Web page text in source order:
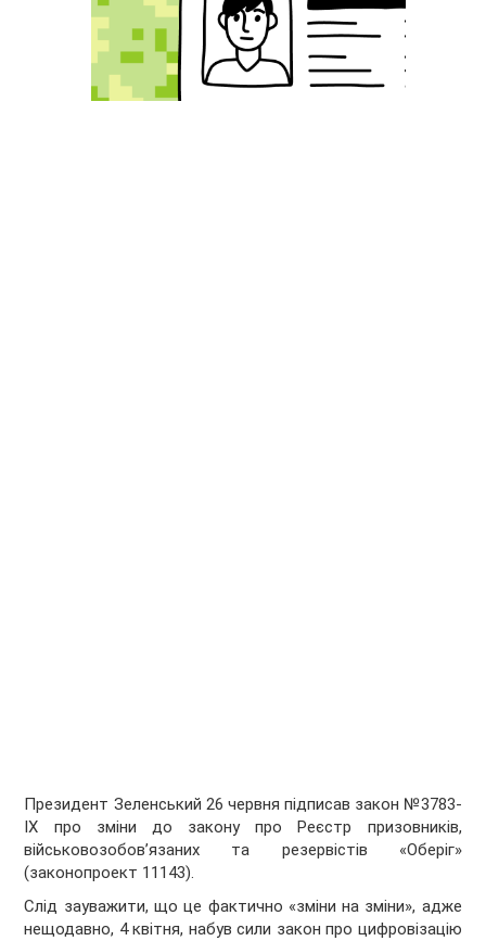
Президент Зеленський 26 червня підписав закон №3783-
IX про зміни до закону про Реєстр призовників,
військовозобов’язаних та резервістів «Оберіг»
(законопроект 11143).
Слід зауважити, що це фактично «зміни на зміни», адже
нещодавно, 4 квітня, набув сили закон про цифровізацію